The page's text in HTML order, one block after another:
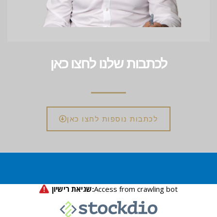
לכתבות שלנו לחצו כאן
לכתבות נוספות לחצו כאן